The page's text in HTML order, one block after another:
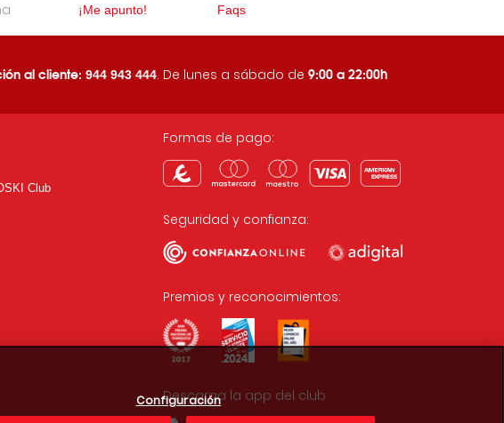
¡Me apunto! Faqs
al cliente: 944 943 444. De lunes a sábado de 9:00 a 22:00h
Club
Formas de pago:
Seguridad y confianza:
Premios y reconocimientos:
Descarga la app del club
Configuración